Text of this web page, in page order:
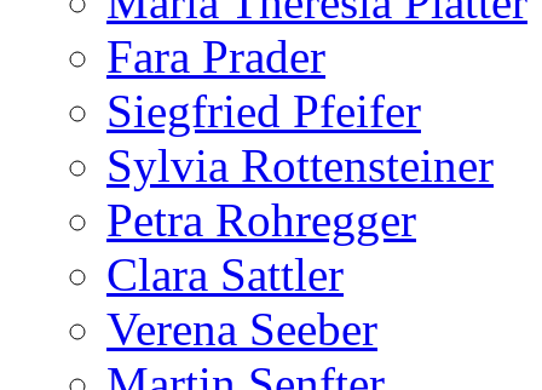
Fara Prader
Siegfried Pfeifer
Sylvia Rottensteiner
Petra Rohregger
Clara Sattler
Verena Seeber